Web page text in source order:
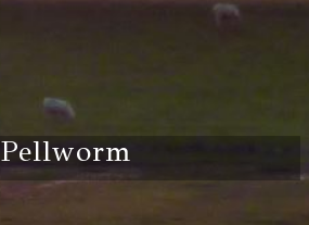
Pellworm